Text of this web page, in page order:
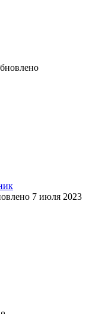
7 июля 2023